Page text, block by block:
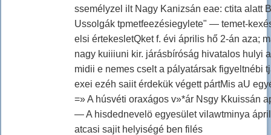
ssemélyzel ilt Nagy Kanizsán eae: ctita alatt
Ussolgák tpmetfeezésiegylete" — temet-
elsi értekesletQket f. évi április hő 2-án aza;
nagy kuiiiuni kir. járásbíróság hivatalos hulyi
midii e nemes cselt a pályatársak figyeltnébi
exei ezéh saiit érdekük végett pártMis aU
=» A húsvéti oraxágos v»*ár Nsgy Kkuissán
— A hisdednevelö egyesület vilawtminya
atcasi sajit helyiségé ben filés